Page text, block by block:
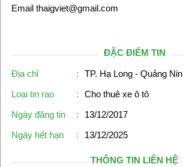
Email thaigviet@gmail.com
ĐẶC ĐIỂM TIN
Địa chỉ :
TP. Hạ Long - Quảng
Loại tin rao
:
Cho thuê xe ô tô
Ngày đăng tin
:
13/12/2017
Ngày hết hạn
: 13/12/2025
THÔNG TIN LIÊN HỆ